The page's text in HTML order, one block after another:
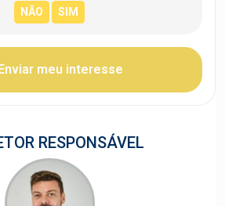
meu interesse
RESPONSÁVEL